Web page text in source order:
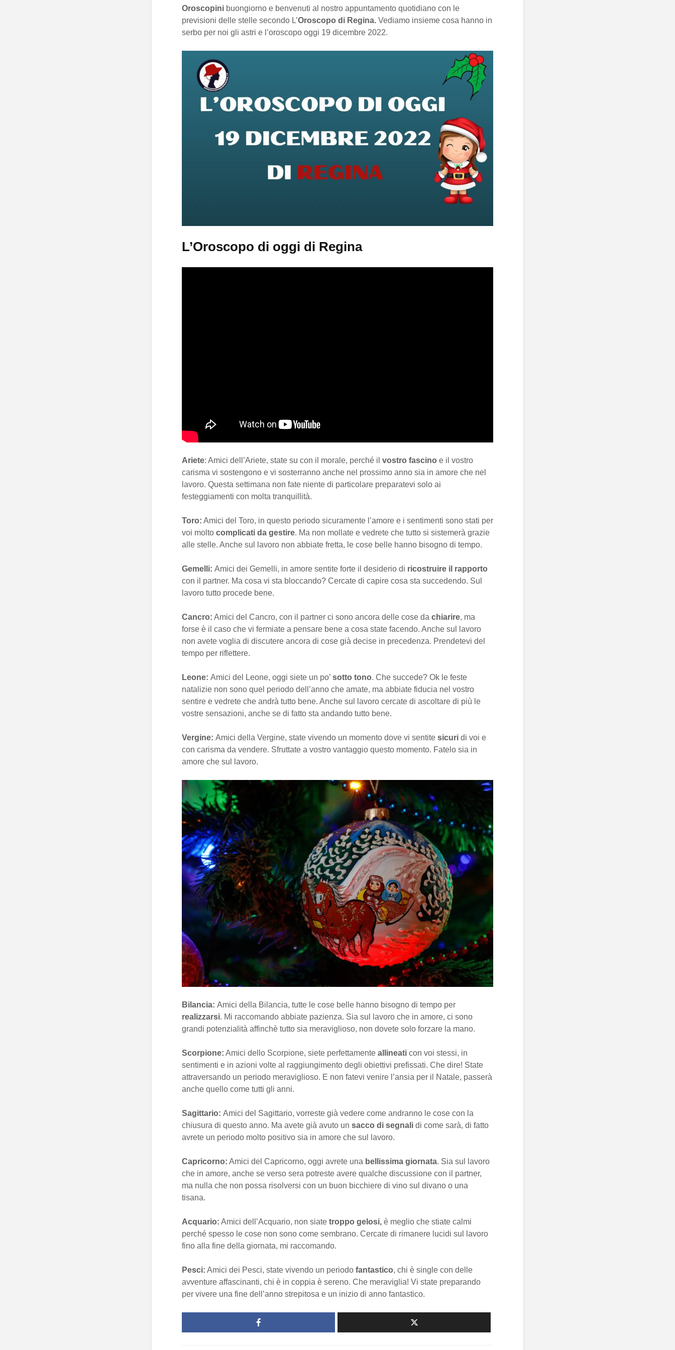
Oroscopini buongiorno e benvenuti al nostro appuntamento quotidiano con le
previsioni delle stelle secondo L’Oroscopo di Regina. Vediamo insieme cosa hanno in
serbo per noi gli astri e l’oroscopo oggi 19 dicembre 2022.
L’Oroscopo di oggi di Regina
Ariete: Amici dell’Ariete, state su con il morale, perché il vostro fascino e il vostro
carisma vi sostengono e vi sosterranno anche nel prossimo anno sia in amore che nel
lavoro. Questa settimana non fate niente di particolare preparatevi solo ai
festeggiamenti con molta tranquillità.
Toro: Amici del Toro, in questo periodo sicuramente l’amore e i sentimenti sono stati per
voi molto complicati da gestire. Ma non mollate e vedrete che tutto si sistemerà grazie
alle stelle. Anche sul lavoro non abbiate fretta, le cose belle hanno bisogno di tempo.
Gemelli: Amici dei Gemelli, in amore sentite forte il desiderio di ricostruire il rapporto
con il partner. Ma cosa vi sta bloccando? Cercate di capire cosa sta succedendo. Sul
lavoro tutto procede bene.
Cancro: Amici del Cancro, con il partner ci sono ancora delle cose da chiarire, ma
forse è il caso che vi fermiate a pensare bene a cosa state facendo. Anche sul lavoro
non avete voglia di discutere ancora di cose già decise in precedenza. Prendetevi del
tempo per riflettere.
Leone: Amici del Leone, oggi siete un po’ sotto tono. Che succede? Ok le feste
natalizie non sono quel periodo dell’anno che amate, ma abbiate fiducia nel vostro
sentire e vedrete che andrà tutto bene. Anche sul lavoro cercate di ascoltare di più le
vostre sensazioni, anche se di fatto sta andando tutto bene.
Vergine: Amici della Vergine, state vivendo un momento dove vi sentite sicuri di voi e
con carisma da vendere. Sfruttate a vostro vantaggio questo momento. Fatelo sia in
amore che sul lavoro.
Bilancia: Amici della Bilancia, tutte le cose belle hanno bisogno di tempo per
realizzarsi. Mi raccomando abbiate pazienza. Sia sul lavoro che in amore, ci sono
grandi potenzialità affinchè tutto sia meraviglioso, non dovete solo forzare la mano.
Scorpione: Amici dello Scorpione, siete perfettamente allineati con voi stessi, in
sentimenti e in azioni volte al raggiungimento degli obiettivi prefissati. Che dire! State
attraversando un periodo meraviglioso. E non fatevi venire l’ansia per il Natale, passerà
anche quello come tutti gli anni.
Sagittario: Amici del Sagittario, vorreste già vedere come andranno le cose con la
chiusura di questo anno. Ma avete già avuto un sacco di segnali di come sarà, di fatto
avrete un periodo molto positivo sia in amore che sul lavoro.
Capricorno: Amici del Capricorno, oggi avrete una bellissima giornata. Sia sul lavoro
che in amore, anche se verso sera potreste avere qualche discussione con il partner,
ma nulla che non possa risolversi con un buon bicchiere di vino sul divano o una
tisana.
Acquario: Amici dell’Acquario, non siate troppo gelosi, è meglio che stiate calmi
perché spesso le cose non sono come sembrano. Cercate di rimanere lucidi sul lavoro
fino alla fine della giornata, mi raccomando.
Pesci: Amici dei Pesci, state vivendo un periodo fantastico, chi è single con delle
avventure affascinanti, chi è in coppia è sereno. Che meraviglia! Vi state preparando
per vivere una fine dell’anno strepitosa e un inizio di anno fantastico.